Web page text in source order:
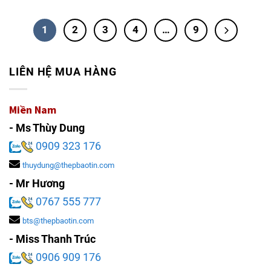
1 2 3 4 … 9
LIÊN HỆ MUA HÀNG
Miền Nam
- Ms Thùy Dung
0909 323 176
thuydung@thepbaotin.com
- Mr Hương
0767 555 777
bts@thepbaotin.com
- Miss Thanh Trúc
0906 909 176